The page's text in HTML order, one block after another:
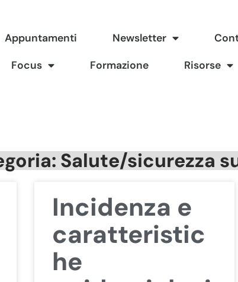
Appuntamenti Newsletter
Focus Formazione Risorse
Salute/sicurezza
Incidenza e
caratteristic
he